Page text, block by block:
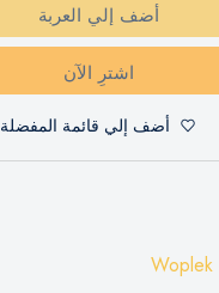
أضف إلي العربة
اشترِ الآن
أضف إلي قائمة المفضلة
Woplek